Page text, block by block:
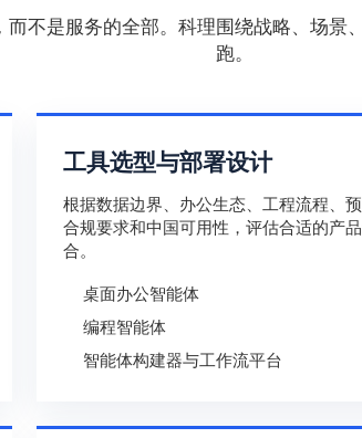
而不是服务的全部。科理围绕战略、场景
跑。
工具选型与部署设计
根据数据边界、办公生态、工程流程、预
合规要求和中国可用性，评估合适的产
合。
桌面办公智能体
编程智能体
智能体构建器与工作流平台